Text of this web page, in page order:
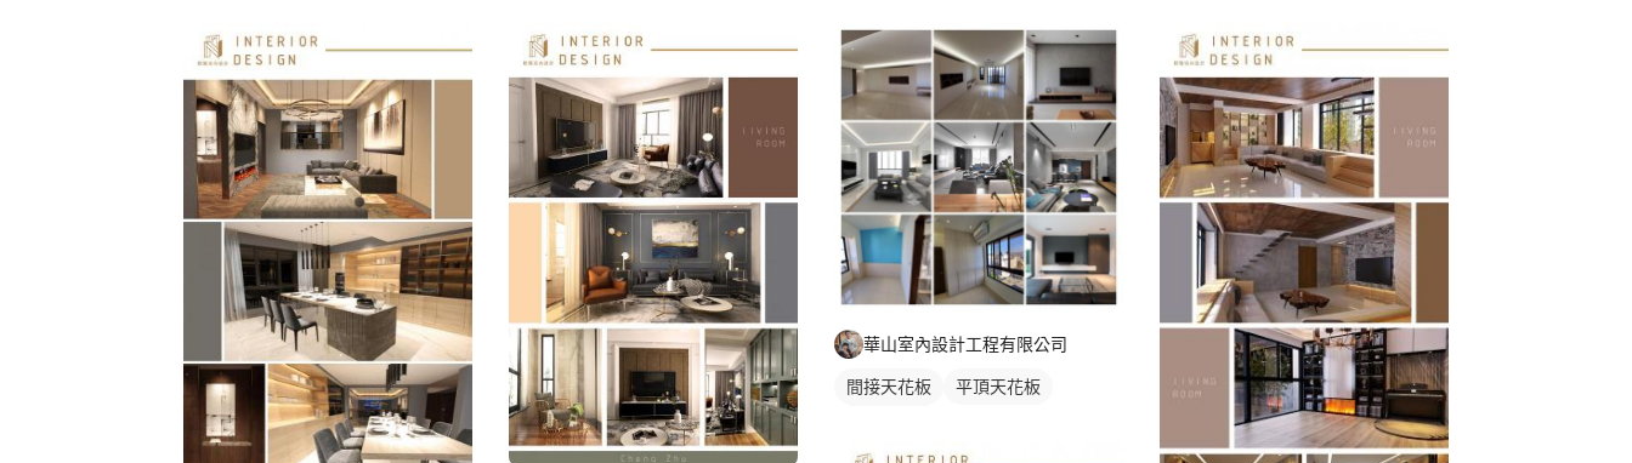
華山室內設計工程有限公司
間接天花板
平頂天花板